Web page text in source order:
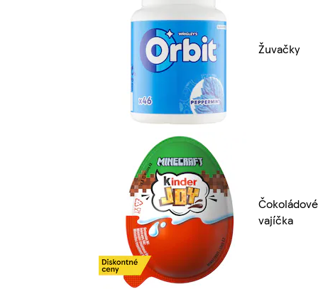
Žuvačky
Čokoládové
vajíčka